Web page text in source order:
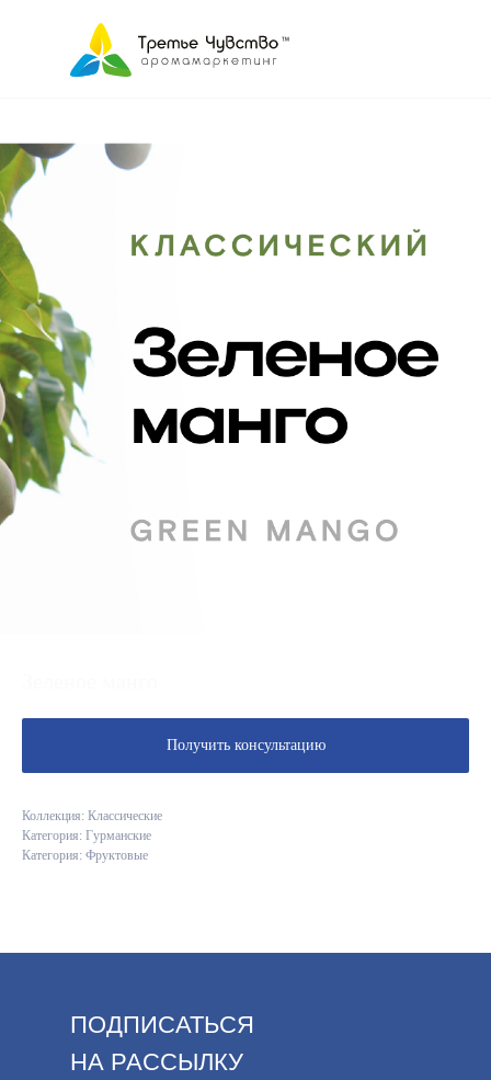
Получить консультацию
Коллекция: Классические
Категория: Гурманские
Категория: Фруктовые
ПОДПИСАТЬСЯ
НА РАССЫЛКУ